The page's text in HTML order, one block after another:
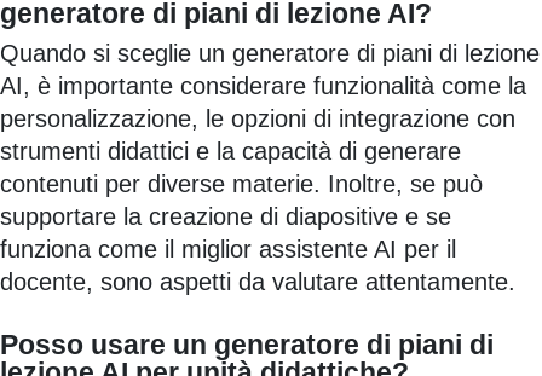
generatore di piani di lezione AI?
Quando si sceglie un generatore di piani di lezione
AI, è importante considerare funzionalità come la
personalizzazione, le opzioni di integrazione con
strumenti didattici e la capacità di generare
contenuti per diverse materie. Inoltre, se può
supportare la creazione di diapositive e se
funziona come il miglior assistente AI per il
docente, sono aspetti da valutare attentamente.
Posso usare un generatore di piani di